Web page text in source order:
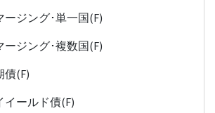
ージング･単一国(F)
ージング･複数国(F)
債(F)
イールド債(F)